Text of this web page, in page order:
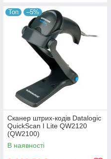
Топ –5%
Сканер штрих-кодів Datalogic
QuickScan I Lite QW2120
(QW2100)
В наявності